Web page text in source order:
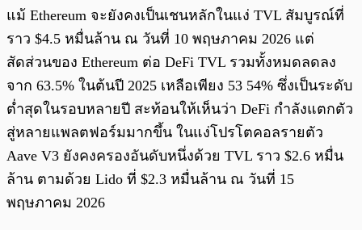
แม้ Ethereum จะยังคงเป็นเชนหลักในแง่ TVL สัมบูรณ์ที่
ราว $4.5 หมื่นล้าน ณ วันที่ 10 พฤษภาคม 2026 แต่
สัดส่วนของ Ethereum ต่อ DeFi TVL รวมทั้งหมดลดลง
จาก 63.5% ในต้นปี 2025 เหลือเพียง 53 54% ซึ่งเป็นระดับ
ต่ำสุดในรอบหลายปี สะท้อนให้เห็นว่า DeFi กำลังแตกตัว
สู่หลายแพลตฟอร์มมากขึ้น ในแง่โปรโตคอลรายตัว
Aave V3 ยังคงครองอันดับหนึ่งด้วย TVL ราว $2.6 หมื่น
ล้าน ตามด้วย Lido ที่ $2.3 หมื่นล้าน ณ วันที่ 15
พฤษภาคม 2026